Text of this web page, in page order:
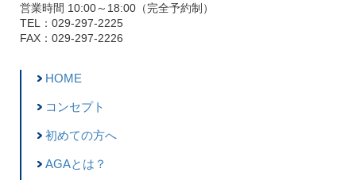
営業時間 10:00～18:00（完全予約制）
TEL：029-297-2225
FAX：029-297-2226
HOME
コンセプト
初めての方へ
AGAとは？